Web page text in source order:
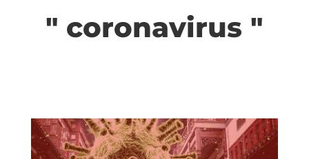
" coronavirus "